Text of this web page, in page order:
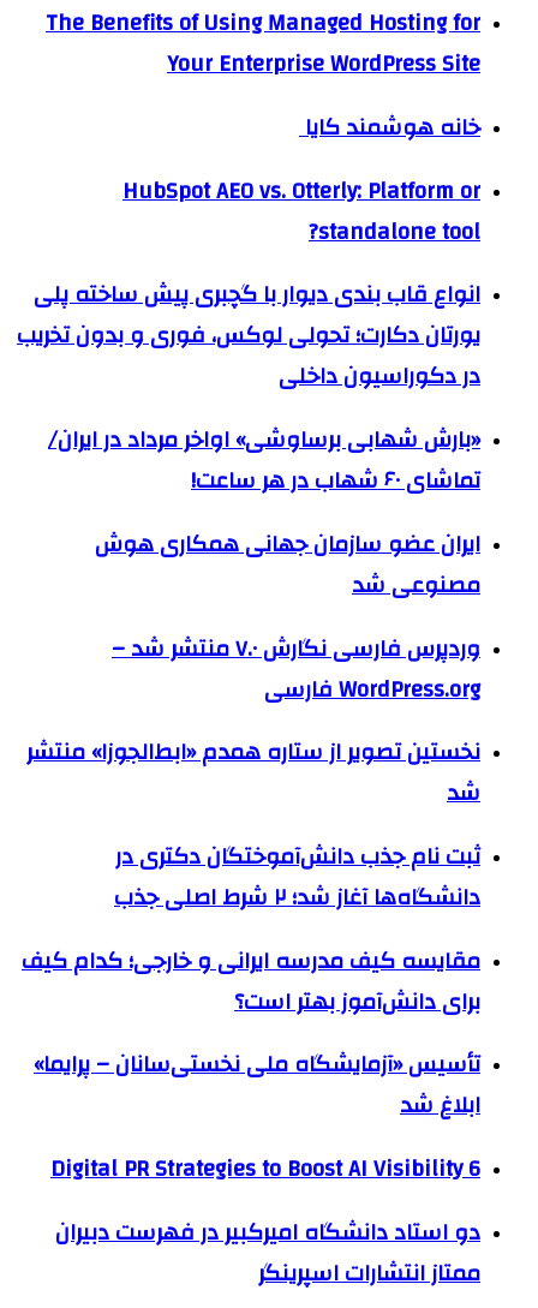
The Benefits of Using Managed Hosting for
Your Enterprise WordPress Site
خانه هوشمند کایا
HubSpot AEO vs. Otterly: Platform or
standalone tool?
انواع قاب بندی دیوار با گچبری پیش ساخته پلی
یورتان دکارت؛ تحولی لوکس، فوری و بدون تخریب
در دکوراسیون داخلی
«بارش شهابی برساوشی» اواخر مرداد در ایران/
تماشای ۶۰ شهاب در هر ساعت!
ایران عضو سازمان جهانی همکاری هوش
مصنوعی شد
وردپرس فارسی نگارش ۷.۰ منتشر شد –
WordPress.org فارسی
نخستین تصویر از ستاره همدم «ابط‌الجوزا» منتشر
شد
ثبت نام جذب دانش‌آموختگان دکتری در
دانشگاه‌ها آغاز شد؛ ۲ شرط اصلی جذب
مقایسه کیف مدرسه ایرانی و خارجی؛ کدام کیف
برای دانش‌آموز بهتر است؟
تأسیس «آزمایشگاه ملی نخستی‌سانان – پرایما»
ابلاغ شد
6 Digital PR Strategies to Boost AI Visibility
دو استاد دانشگاه امیرکبیر در فهرست دبیران
ممتاز انتشارات اسپرینگر